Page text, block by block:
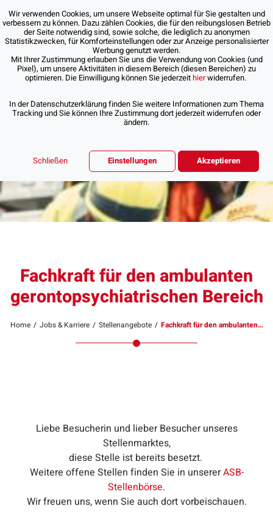
Fachkraft für den ambulanten
gerontopsychiatrischen Bereich
Home / Jobs & Karriere / Stellenangebote / Fachkraft für den ambulanten…
Liebe Besucherin und lieber Besucher unseres
Stellenmarktes,
diese Stelle ist bereits besetzt.
Weitere offene Stellen finden Sie in unsererASB-
Stellenbörse.
Wir freuen uns, wenn Sie auch dort vorbeischauen.
Wir verwenden Cookies, um unsere Webseite optimal für Sie gestalten und
verbessern zu können. Dazu zählen Cookies, die für den reibungslosen Betrieb
der Seite notwendig sind, sowie solche, die lediglich zu anonymen
Statistikzwecken, für Komforteinstellungen oder zur Anzeige personalisierter
Werbung genutzt werden.
Mit Ihrer Zustimmung erlauben Sie uns die Verwendung von Cookies (und
Pixel), um unsere Aktivitäten in diesem Bereich (diesen Bereichen) zu
optimieren. Die Einwilligung können Sie jederzeithierwiderrufen.
In der Datenschutzerklärung finden Sie weitere Informationen zum Thema
Tracking und Sie können Ihre Zustimmung dort jederzeit widerrufen oder
ändern.
Schließen Einstellungen Akzeptieren